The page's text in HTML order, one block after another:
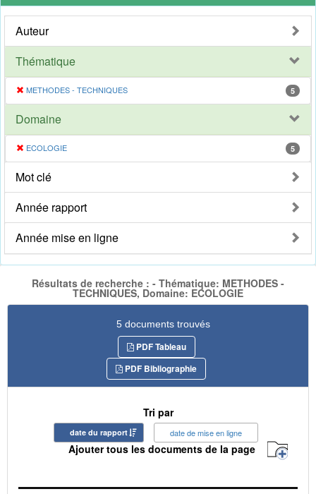
Auteur
Thématique
METHODES - TECHNIQUES 5
Domaine
ECOLOGIE 5
Mot clé
Année rapport
Année mise en ligne
Résultats de recherche : - Thématique: METHODES -
TECHNIQUES, Domaine: ECOLOGIE
5 documents trouvés
PDF Tableau
PDF Bibliographie
Tri par
date du rapport date de mise en ligne
Ajouter tous les documents de la page